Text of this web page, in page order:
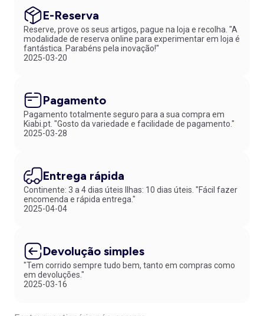
E-Reserva
Reserve, prove os seus artigos, pague na loja e recolha. "A
modalidade de reserva online para experimentar em loja é
fantástica. Parabéns pela inovação!"
2025-03-20
Pagamento
Pagamento totalmente seguro para a sua compra em
Kiabi.pt. "Gosto da variedade e facilidade de pagamento."
2025-03-28
Entrega rápida
Continente: 3 a 4 dias úteis Ilhas: 10 dias úteis. "Fácil fazer
encomenda e rápida entrega."
2025-04-04
Devolução simples
"Tem corrido sempre tudo bem, tanto em compras como
em devoluções."
2025-03-16